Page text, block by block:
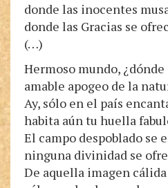
donde las inocentes
donde las Gracias se
(…)
Hermoso mundo, ¿dónde
amable apogeo de la
Ay, sólo en el país
habita aún tu huella
El campo despoblado se
ninguna divinidad se
De aquella imagen